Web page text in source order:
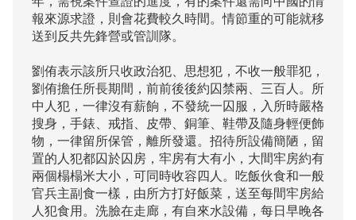
報來源求證，則會花費較久時間。情節重的可能就移
送到反共先鋒營或管訓隊。
劉侑表示該所只收政治犯、思想犯，不收一般罪犯，
劉侑擔任所長期間，前前後後約囚禁兩、三百人。所
中人犯，一律沒有薪餉，不發統一囚服，入所時嚴格
搜身，手錶、戒指、皮帶、銅筆、鞋帶及隨身輕便飾
物，一律留所保管，離所發還。招待所設備簡陋，留
置的人犯都囚於囚房，牢房有大有小，大間牢房約有
兩個榻榻米大小，可同時收容四人。吃飯伙食和一般
官兵主副食一樣，由所方打好飯菜，送至每間牢房給
人犯食用。洗臉在走廊，有自來水設備，每日早晚各